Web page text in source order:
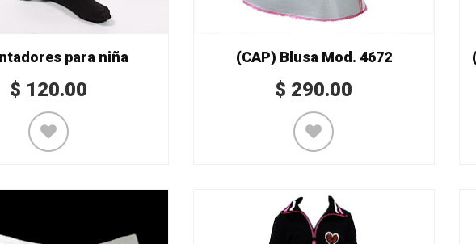
para niña
$ 120.00
(CAP) Blusa Mod. 4672
$ 290.00